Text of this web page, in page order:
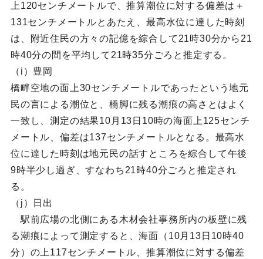
上120センチメートルで、推算潮位に対する偏差は＋
131センチメートルとあたえ、最高水位に達した時刻
は、附近住民の方々の記億を綜合して21時30分から21
時40分の間を平均して21時35分ごろと推定する。
（i）豊岡
橋畔空地の面上30センチメートルであったという地元
民の言による潮位と、橋脚に残る潮痕の高さとはよく
一致し、測定の結果10月13日10時の海面上125センチ
メートル、偏差は137センチメートルとなる。最高水
位に達した時刻は地元民の話すところを綜合して午後
9時半少し過ぎ、すなわち21時40分ごろと推定され
る。
（j）日出
駅前広場の北側にある木材会社事務所内の板壁に残
る潮痕によって測定すると、海面（10月13日10時40
分）の上117センチメートル、推算潮位に対する偏差